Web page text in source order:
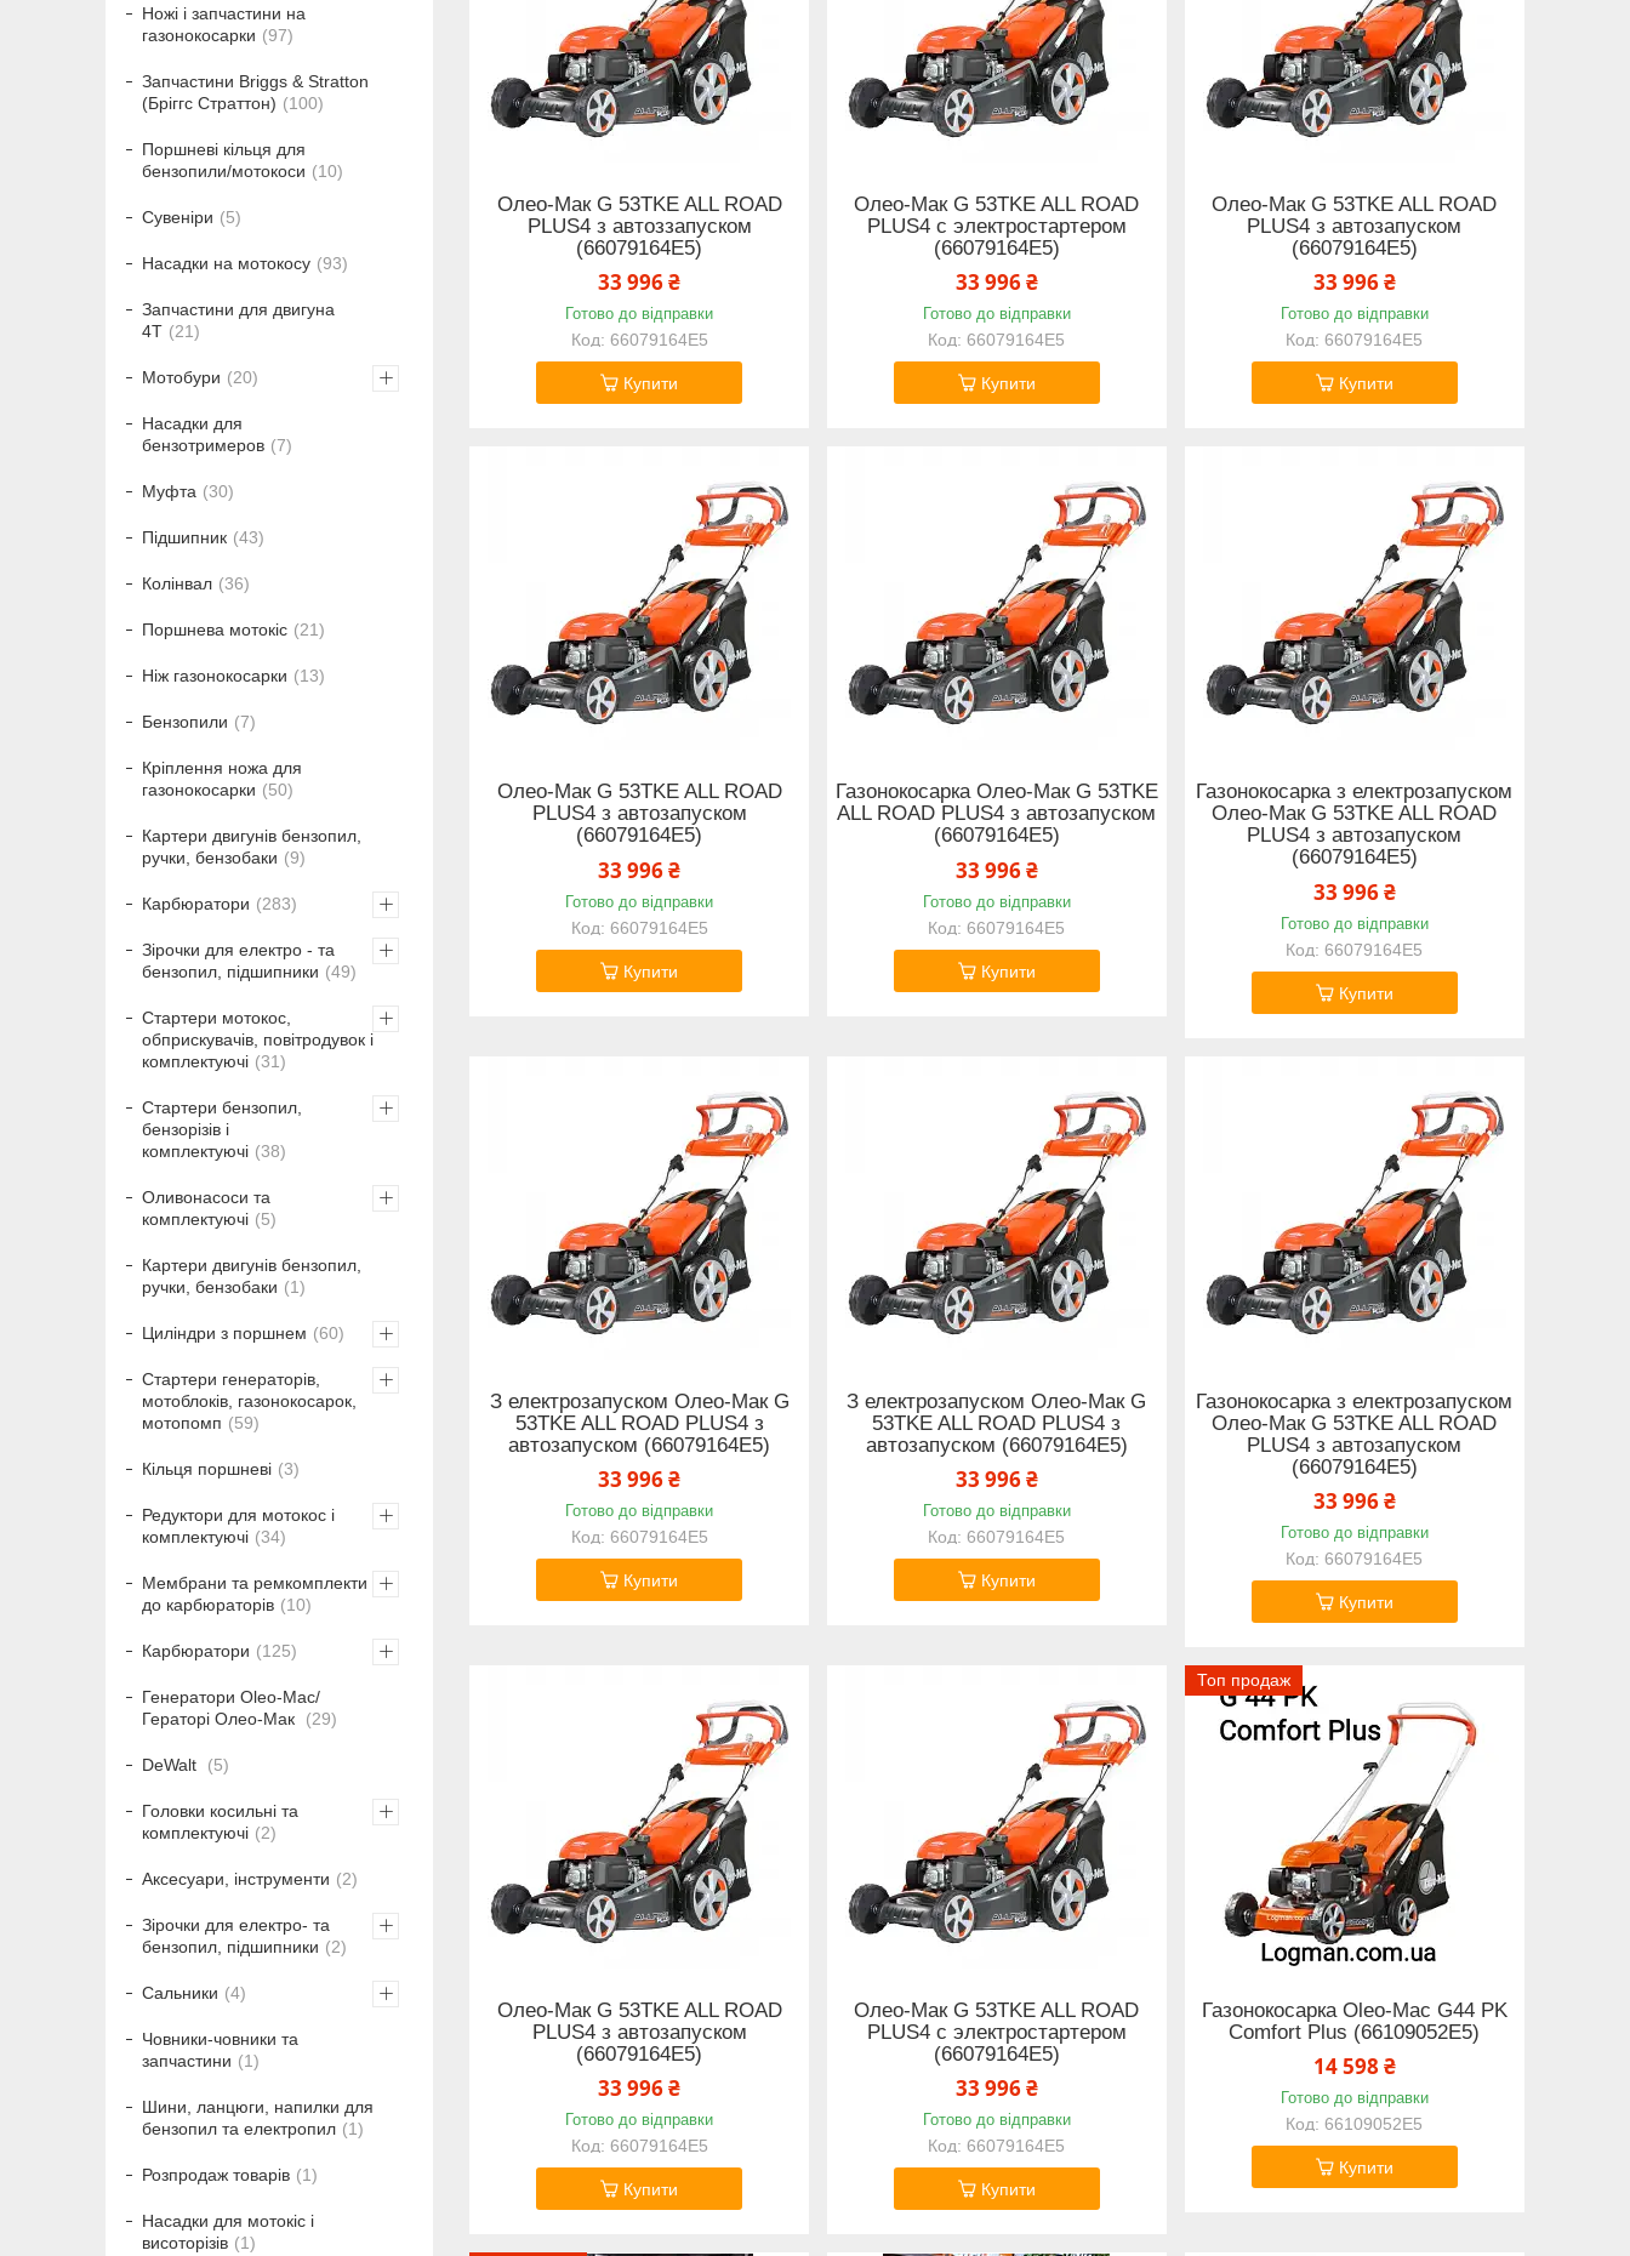
Олео-Мак G 53TKE ALL ROAD
PLUS4 з автоззапуском
(66079164E5)
33 996 ₴
Готово до відправки
66079164E5
Купити
Олео-Мак G 53TKE ALL ROAD
PLUS4 с электростартером
(66079164E5)
33 996 ₴
Готово до відправки
66079164E5
Купити
Олео-Мак G 53TKE ALL ROAD
PLUS4 з автозапуском
(66079164E5)
33 996 ₴
Готово до відправки
66079164E5
Купити
Олео-Мак G 53TKE ALL ROAD
PLUS4 з автозапуском
(66079164E5)
33 996 ₴
Готово до відправки
66079164E5
Купити
Газонокосарка Олео-Мак G 53TKE
ALL ROAD PLUS4 з автозапуском
(66079164E5)
33 996 ₴
Готово до відправки
66079164E5
Купити
Газонокосарка з електрозапуском
Олео-Мак G 53TKE ALL ROAD
PLUS4 з автозапуском
(66079164E5)
33 996 ₴
Готово до відправки
66079164E5
Купити
З електрозапуском Олео-Мак G
53TKE ALL ROAD PLUS4 з
автозапуском (66079164E5)
33 996 ₴
Готово до відправки
66079164E5
Купити
З електрозапуском Олео-Мак G
53TKE ALL ROAD PLUS4 з
автозапуском (66079164E5)
33 996 ₴
Готово до відправки
66079164E5
Купити
Газонокосарка з електрозапуском
Олео-Мак G 53TKE ALL ROAD
PLUS4 з автозапуском
(66079164E5)
33 996 ₴
Готово до відправки
66079164E5
Купити
Олео-Мак G 53TKE ALL ROAD
PLUS4 з автозапуском
(66079164E5)
33 996 ₴
Готово до відправки
66079164E5
Купити
Олео-Мак G 53TKE ALL ROAD
PLUS4 с электростартером
(66079164E5)
33 996 ₴
Готово до відправки
66079164E5
Купити
Топ продаж
Газонокосарка Oleo-Mac G44 PK
Comfort Plus (66109052E5)
14 598 ₴
Готово до відправки
66109052E5
Купити
Ножі і запчастини на
газонокосарки
97
Запчастини Briggs & Stratton
(Бріггс Страттон)
100
Поршневі кільця для
бензопили/мотокоси
10
Сувеніри 5
Насадки на мотокосу 93
Запчастини для двигуна
4T
21
Мотобури 20
Насадки для
бензотримеров
7
Муфта 30
Підшипник 43
Колінвал 36
Поршнева мотокіс 21
Ніж газонокосарки 13
Бензопили 7
Кріплення ножа для
газонокосарки
50
Картери двигунів бензопил,
ручки, бензобаки
9
Карбюратори 283
Зірочки для електро - та
бензопил, підшипники
49
Стартери мотокос,
обприскувачів, повітродувок і
комплектуючі
31
Стартери бензопил,
бензорізів і
комплектуючі
38
Оливонасоси та
комплектуючі
5
Картери двигунів бензопил,
ручки, бензобаки
1
Циліндри з поршнем 60
Стартери генераторів,
мотоблоків, газонокосарок,
мотопомп
59
Кільця поршневі 3
Редуктори для мотокос і
комплектуючі
34
Мембрани та ремкомплекти
до карбюраторів
10
Карбюратори 125
Генератори Oleo-Mac/
Гераторі Олео-Мак
29
DeWalt 5
Головки косильні та
комплектуючі
2
Аксесуари, інструменти 2
Зірочки для електро- та
бензопил, підшипники
2
Сальники 4
Човники-човники та
запчастини
1
Шини, ланцюги, напилки для
бензопил та електропил
1
Розпродаж товарів 1
Насадки для мотокіс і
висоторізів
1